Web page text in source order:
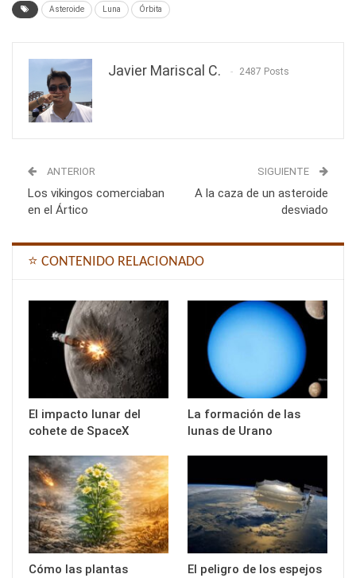
Asteroide Luna Órbita
Javier Mariscal C. 2487 Posts
ANTERIOR
Los vikingos comerciaban
en el Ártico
SIGUIENTE
A la caza de un asteroide
desviado
⭐ CONTENIDO RELACIONADO
El impacto lunar del
cohete de SpaceX
La formación de las
lunas de Urano
Cómo las plantas
El peligro de los espejos